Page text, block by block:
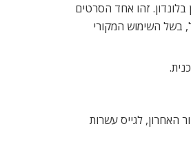
זהו אחד הסרטים
בשל השימוש המקורי
האחרון, לגייס עשרות